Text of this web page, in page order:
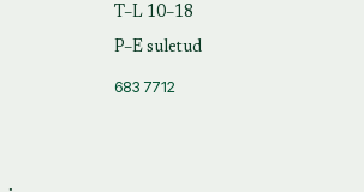
T–L 10–18
P–E suletud
683 7712